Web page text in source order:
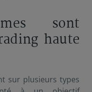
sont
haute
sur plusieurs types